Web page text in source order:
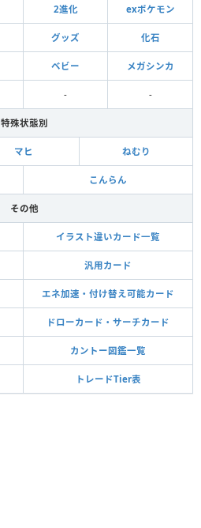
2進化 exポケモン
グッズ 化石
ベビー メガシンカ
- -
特殊状態別
マヒ ねむり
こんらん
その他
イラスト違いカード一覧
汎用カード
エネ加速・付け替え可能カード
ドローカード・サーチカード
カントー図鑑一覧
トレードTier表